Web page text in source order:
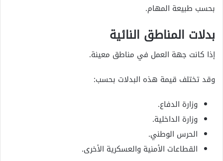
بحسب طبيعة المهام.
بدلات المناطق النائية
إذا كانت جهة العمل في مناطق معينة.
وقد تختلف قيمة هذه البدلات بحسب:
وزارة الدفاع.
وزارة الداخلية.
الحرس الوطني.
القطاعات الأمنية والعسكرية الأخرى.